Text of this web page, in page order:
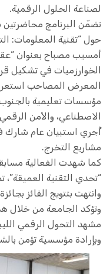
لصناعة الحلول الرقمية.
تضمّن البرنامج محاضرتين
حول “تقنية المعلومات:
أمسيب مصباح بعنوان
الخوارزميات في تشكيل
مؤسسات تعليمية
الاصطناعي، والأمن
مشاريع التخرج.
كما شهدت الفعالية
“تحدي التقنية العميقة”،
وانتهت بتتويج الفائز
وتؤكد الجامعة من خلال
مشهد التحول الرقمي
وبإرادة مؤسسية تؤمن